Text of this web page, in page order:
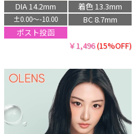
DIA 14.2mm
着色 13.3mm
±0.00〜-10.00
BC 8.7mm
ポスト投函
￥1,496(15%OFF)